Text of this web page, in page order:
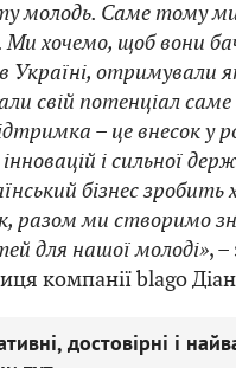
молодь. Саме тому ми
Ми хочемо, щоб вони
Україні, отримували
свій потенціал
– це внесок у
і сильної
бізнес зробить
разом ми створимо
для нашої молоді»,
компанії blago
достовірні і